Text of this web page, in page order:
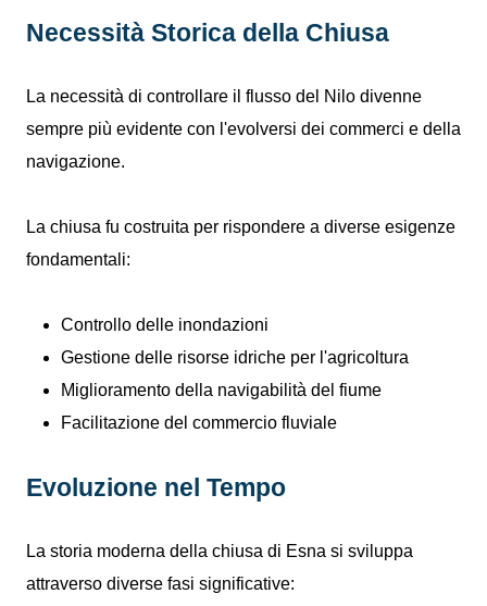
Necessità Storica della Chiusa
La necessità di controllare il flusso del Nilo divenne
sempre più evidente con l'evolversi dei commerci e della
navigazione.
La chiusa fu costruita per rispondere a diverse esigenze
fondamentali:
Controllo delle inondazioni
Gestione delle risorse idriche per l'agricoltura
Miglioramento della navigabilità del fiume
Facilitazione del commercio fluviale
Evoluzione nel Tempo
La storia moderna della chiusa di Esna si sviluppa
attraverso diverse fasi significative: